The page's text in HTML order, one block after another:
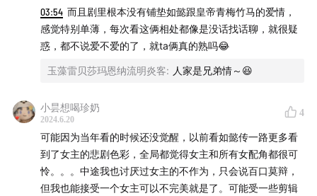
03:54 而且剧里根本没有铺垫如懿跟皇帝青梅竹马的爱情，
感觉特别单薄，每次看这俩相处都像是没话找话聊，就很疑
惑，都不说爱不爱的了，就ta俩真的熟吗😂
玉藻雷贝莎玛恩纳流明炎客: 人家是兄弟情～😆
小昙想喝珍奶
2024.6.20
4
可能因为当年看的时候还没觉醒，以前看如懿传一路更多看
到了女主的悲剧色彩，全局都觉得女主和所有女配角都很可
怜。。。中途我也讨厌过女主的不作为，只会说百口莫辩，
但我也能接受一个女主可以不完美就是了。可能受一些剪辑